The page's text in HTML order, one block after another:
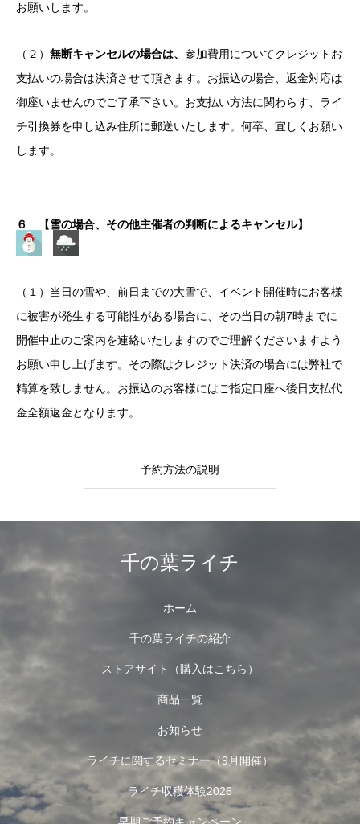
お願いします。
（２） 無断キャンセルの場合は、 参加費用についてクレジットお
支払いの場合は決済させて頂きます。お振込の場合、返金対応は
御座いませんのでご了承下さい。お支払い方法に関わらす、ライ
チ引換券を申し込み住所に郵送いたします。何卒、宜しくお願い
します。
６ 【雪の場合、その他主催者の判断によるキャンセル】
（１）当日の雪や、前日までの大雪で、イベント開催時にお客様
に被害が発生する可能性がある場合に、その当日の朝7時までに
開催中止のご案内を連絡いたしますのでご理解くださいますよう
お願い申し上げます。その際はクレジット決済の場合には弊社で
精算を致しません。お振込のお客様にはご指定口座へ後日支払代
金全額返金となります。
予約方法の説明
千の葉ライチ
ホーム
千の葉ライチの紹介
ストアサイト（購入はこちら）
商品一覧
お知らせ
ライチに関するセミナー（9月開催）
ライチ収穫体験2026